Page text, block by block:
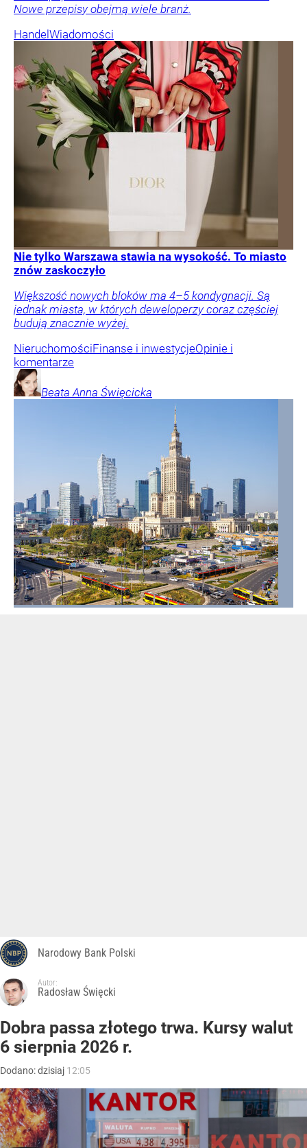
Nowe przepisy obejmą wiele branż.
Handel Wiadomości
Nie tylko Warszawa stawia na wysokość. To miasto
znów zaskoczyło
Większość nowych bloków ma 4–5 kondygnacji. Są
jednak miasta, w których deweloperzy coraz częściej
budują znacznie wyżej.
NieruchomościFinanse i inwestycjeOpinie i
komentarze
Beata Anna Święcicka
Narodowy Bank Polski
Autor:
Radosław Święcki
Dobra passa złotego trwa. Kursy walut
6 sierpnia 2026 r.
Dodano:dzisiaj 12:05